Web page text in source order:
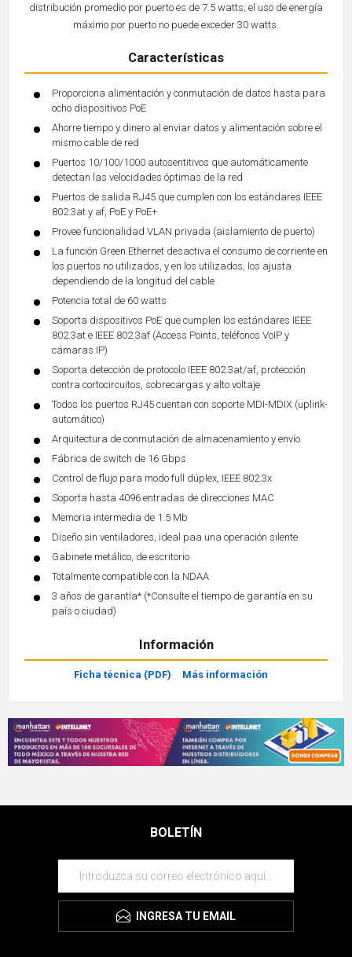
distribución promedio por puerto es de 7.5 watts; el uso de energía
máximo por puerto no puede exceder 30 watts.
Características
Proporciona alimentación y conmutación de datos hasta para
ocho dispositivos PoE
Ahorre tiempo y dinero al enviar datos y alimentación sobre el
mismo cable de red
Puertos 10/100/1000 autosentitivos que automáticamente
detectan las velocidades óptimas de la red
Puertos de salida RJ45 que cumplen con los estándares IEEE
802.3at y af, PoE y PoE+
Provee funcionalidad VLAN privada (aislamiento de puerto)
La función Green Ethernet desactiva el consumo de corriente en
los puertos no utilizados, y en los utilizados, los ajusta
dependiendo de la longitud del cable
Potencia total de 60 watts
Soporta dispositivos PoE que cumplen los estándares IEEE
802.3at e IEEE 802.3af (Access Points, teléfonos VoIP y
cámaras IP)
Soporta detección de protocolo IEEE 802.3at/af, protección
contra cortocircuitos, sobrecargas y alto voltaje
Todos los puertos RJ45 cuentan con soporte MDI-MDIX (uplink-
automático)
Arquitectura de conmutación de almacenamiento y envío
Fábrica de switch de 16 Gbps
Control de flujo para modo full dúplex, IEEE 802.3x
Soporta hasta 4096 entradas de direcciones MAC
Memoria intermedia de 1.5 Mb
Diseño sin ventiladores, ideal paa una operación silente
Gabinete metálico, de escritorio
Totalmente compatible con la NDAA
3 años de garantía* (*Consulte el tiempo de garantía en su
país o ciudad)
Información
Ficha técnica (PDF) Más información
BOLETÍN
INGRESA TU EMAIL